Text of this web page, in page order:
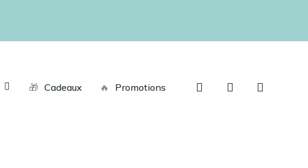
🎁 Cadeaux 🔥 Promotions rechercheaccount